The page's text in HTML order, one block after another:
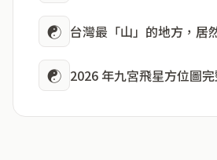
☯ 台灣最「山」的地方，居
☯ 2026 年九宮飛星方位圖